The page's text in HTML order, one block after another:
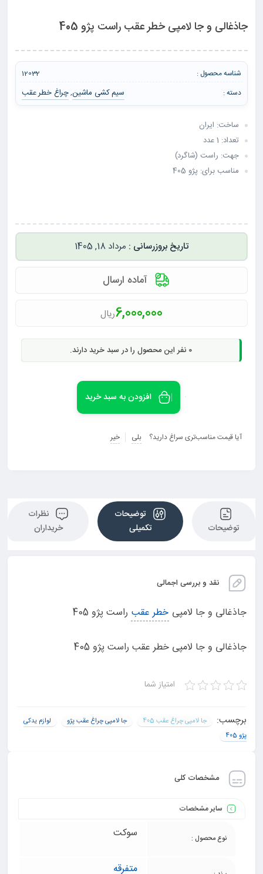
جاذغالی و جا لامپی خطر عقب راست پژو 405
شناسه محصول :
12032
دسته :
سیم کشی ماشین,چراغ خطر عقب
ساخت: ایران
تعداد: 1 عدد
جهت: راست (شاگرد)
مناسب برای: پژو 405
مرداد 18, 1405
آماده ارسال
6,000,000ریال
0 نفر این محصول را در سبد خرید دارند.
افزودن به سبد خرید
آیا قیمت مناسب‌تری سراغ دارید؟ بلی خیر
توضیحات
توضیحات
تکمیلی
نظرات
خریداران
نقد و بررسی اجمالی
جاذغالی و جا لامپی خطر عقب راست پژو 405
جاذغالی و جا لامپی خطر عقب راست پژو 405
امتیاز شما
برچسب: جا لامپی چراغ عقب 405 جا لامپی چراغ عقب پژو
لوازم یدکی
پژو 405
مشخصات کلی
سایر مشخصات
نوع محصول : سوکت
متفرقه